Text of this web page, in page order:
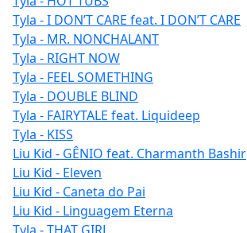
Tyla - I DON’T CARE feat. I DON’T CARE
Tyla - MR. NONCHALANT
Tyla - RIGHT NOW
Tyla - FEEL SOMETHING
Tyla - DOUBLE BLIND
Tyla - FAIRYTALE feat. Liquideep
Tyla - KISS
Liu Kid - GÊNIO feat. Charmanth Bashir
Liu Kid - Eleven
Liu Kid - Caneta do Pai
Liu Kid - Linguagem Eterna